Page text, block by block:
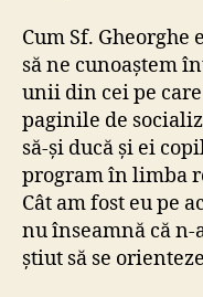
Cum Sf. Gheorghe
să ne cunoaștem
unii din cei pe
paginile de
să-și ducă și ei
program în limba
Cât am fost eu pe
nu înseamnă că n-
știut să se